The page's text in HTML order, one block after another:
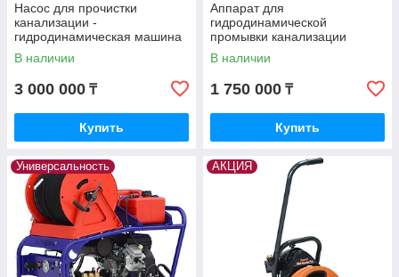
Насос для прочистки
канализации -
гидродинамическая машина
«Посейдон»
В наличии
3 000 000 ₸
Купить
Аппарат для
гидродинамической
промывки канализации
Посейдон B15-150-26-4W
В наличии
1 750 000 ₸
Купить
Универсальность АКЦИЯ